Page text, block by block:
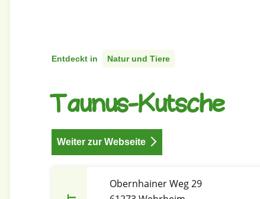
Entdeckt in Natur und Tiere
Taunus-Kutsche
Weiter zur Webseite
Obernhainer Weg 29